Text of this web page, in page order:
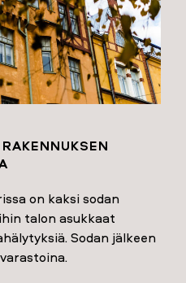
on kaksi sodan
talon asukkaat
Sodan jälkeen